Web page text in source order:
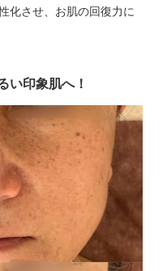
化させ、お肌の回復力に
い印象肌へ！